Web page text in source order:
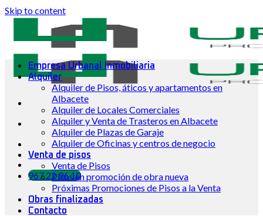
Skip to content
967 22 96 10
Empresa Urbanal Inmobiliaria
Alquiler
Alquiler de Pisos, áticos y apartamentos en
Albacete
Alquiler de Locales Comerciales
Alquiler y Venta de Trasteros en Albacete
Alquiler de Plazas de Garaje
Alquiler de Oficinas y centros de negocio
Venta de pisos
Venta de Pisos
Pisos en promoción de obra nueva
Próximas Promociones de Pisos a la Venta
Obras finalizadas
Contacto